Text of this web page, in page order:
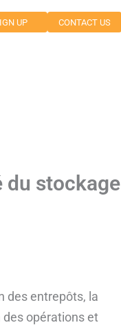
UP CONTACT US
du stockage
des entrepôts, la
des opérations et